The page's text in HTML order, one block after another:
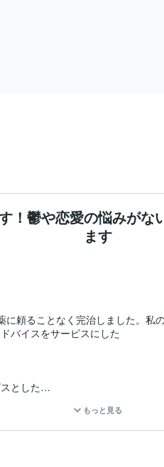
！鬱や恋愛の悩みが
ます
頼ることなく完治しました。
バイスをサービスにした
とした
もっと見る